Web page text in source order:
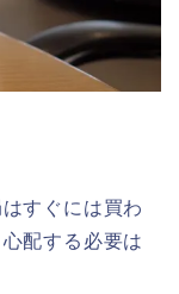
すぐには買わ
配する必要は